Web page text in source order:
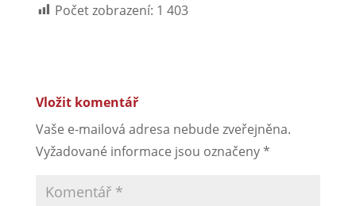
Počet zobrazení: 1 403
Vložit komentář
Vaše e-mailová adresa nebude zveřejněna.
Vyžadované informace jsou označeny*